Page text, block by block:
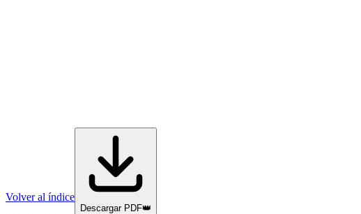
Volver al índice
Descargar PDF👑